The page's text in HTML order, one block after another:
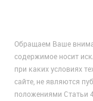
Обращаем Ваше
содержимое носит
при каких условиях
сайте, не являются
положениями Статьи